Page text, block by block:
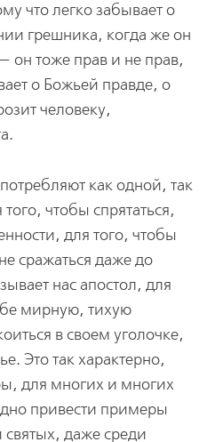
что легко забывает о
грешника, когда же он
он тоже прав и не прав,
о Божьей правде, о
человеку,
как одной, так
чтобы спрятаться,
для того, чтобы
сражаться даже до
нас апостол, для
мирную, тихую
в своем уголочке,
Это так характерно,
для многих и многих
привести примеры
даже среди